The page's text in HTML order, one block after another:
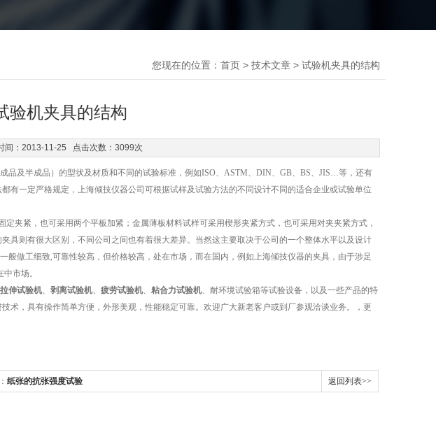
您现在的位置： 首页 > 技术文章 > 试验机夹具的结构
验机夹具的结构
间：2013-11-25 点击次数：3099次
及半成品）的型状及材质和不同的试验标准，例如ISO、ASTM、DIN、GB、BS、JIS…等，还有
有一定严格规定，上海倾技仪器公司可根据试样及试验方法的不同设计不同的适合企业或试验单位
夹紧，也可采用两个平板加紧；金属薄板材料试样可采用楔形夹紧方式，也可采用对夹夹紧方式，
具则有很大区别，不同公司之间也有着很大差异。当然这主要取决于公司的一个整体水平以及设计
般做工细致,可靠性较高，但价格较高，处在市场，而在国内，例如上海倾技仪器的夹具，由于涉足
市场。
拉伸试验机、 剥离试验机、 疲劳试验机、 粘合力试验机、耐环境试验箱等试验设备，以及一些产品的特
术，具有操作简单方便，外形美观，性能稳定可靠。欢迎广大新老客户或到厂参观洽谈业务。，更
纸张的抗张强度试验 返回列表>>